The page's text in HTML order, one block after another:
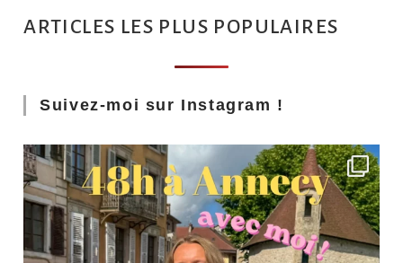
ARTICLES LES PLUS POPULAIRES
Suivez-moi sur Instagram !